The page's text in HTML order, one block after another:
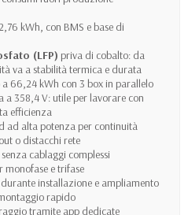
kWh, con BMS e base di
(LFP) priva di cobalto: da
va a stabilità termica e durata
66,24 kWh con 3 box in parallelo
a 358,4 V: utile per lavorare con
efficienza
ad alta potenza per continuità
o distacchi rete
cablaggi complessi
monofase e trifase
installazione e ampliamento
rapido
tramite app dedicate